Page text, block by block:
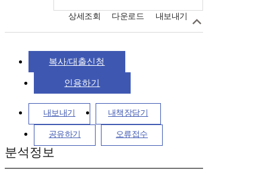
상세조회 다운로드 내보내기
복사/대출신청
인용하기
내보내기 내책장담기
공유하기 오류접수
분석정보